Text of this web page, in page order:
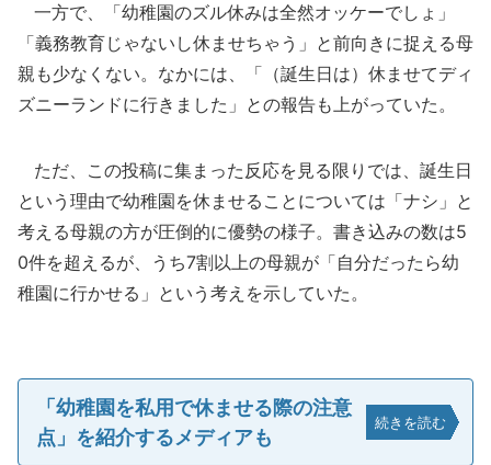
一方で、「幼稚園のズル休みは全然オッケーでしょ」
「義務教育じゃないし休ませちゃう」と前向きに捉える母
親も少なくない。なかには、「（誕生日は）休ませてディ
ズニーランドに行きました」との報告も上がっていた。
ただ、この投稿に集まった反応を見る限りでは、誕生日
という理由で幼稚園を休ませることについては「ナシ」と
考える母親の方が圧倒的に優勢の様子。書き込みの数は5
0件を超えるが、うち7割以上の母親が「自分だったら幼
稚園に行かせる」という考えを示していた。
「幼稚園を私用で休ませる際の注意
点」を紹介するメディアも
続きを読む